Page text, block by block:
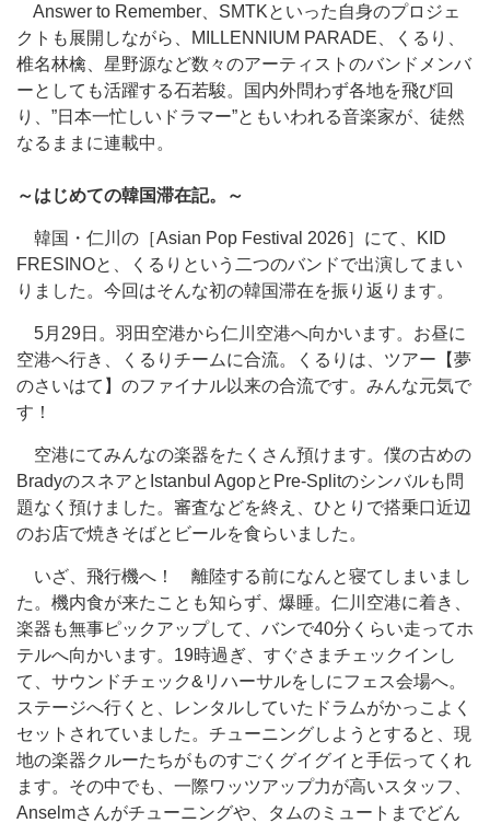
Answer to Remember、SMTKといった自身のプロジェ
クトも展開しながら、MILLENNIUM PARADE、くるり、
椎名林檎、星野源など数々のアーティストのバンドメンバ
ーとしても活躍する石若駿。国内外問わず各地を飛び回
り、”日本一忙しいドラマー”ともいわれる音楽家が、徒然
なるままに連載中。
～はじめての韓国滞在記。～
韓国・仁川の［Asian Pop Festival 2026］にて、KID
FRESINOと、くるりという二つのバンドで出演してまい
りました。今回はそんな初の韓国滞在を振り返ります。
5月29日。羽田空港から仁川空港へ向かいます。お昼に
空港へ行き、くるりチームに合流。くるりは、ツアー【夢
のさいはて】のファイナル以来の合流です。みんな元気で
す！
空港にてみんなの楽器をたくさん預けます。僕の古めの
BradyのスネアとIstanbul AgopとPre-Splitのシンバルも問
題なく預けました。審査などを終え、ひとりで搭乗口近辺
のお店で焼きそばとビールを食らいました。
いざ、飛行機へ！ 離陸する前になんと寝てしまいまし
た。機内食が来たことも知らず、爆睡。仁川空港に着き、
楽器も無事ピックアップして、バンで40分くらい走ってホ
テルへ向かいます。19時過ぎ、すぐさまチェックインし
て、サウンドチェック&リハーサルをしにフェス会場へ。
ステージへ行くと、レンタルしていたドラムがかっこよく
セットされていました。チューニングしようとすると、現
地の楽器クルーたちがものすごくグイグイと手伝ってくれ
ます。その中でも、一際ワッツアップ力が高いスタッフ、
Anselmさんがチューニングや、タムのミュートまでどん